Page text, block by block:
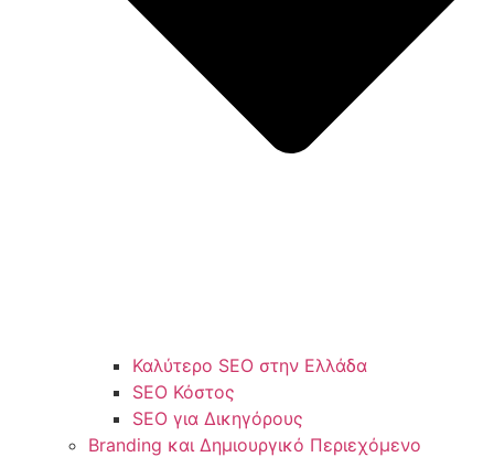
Καλύτερο SEO στην Ελλάδα
SEO Κόστος
SEO για Δικηγόρους
Branding και Δημιουργικό Περιεχόμενο